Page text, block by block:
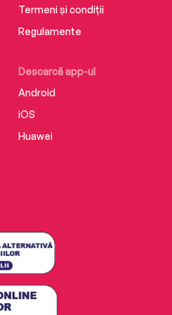
Descarcă app-ul
Android
iOS
Huawei
Termeni și condiții
Regulamente